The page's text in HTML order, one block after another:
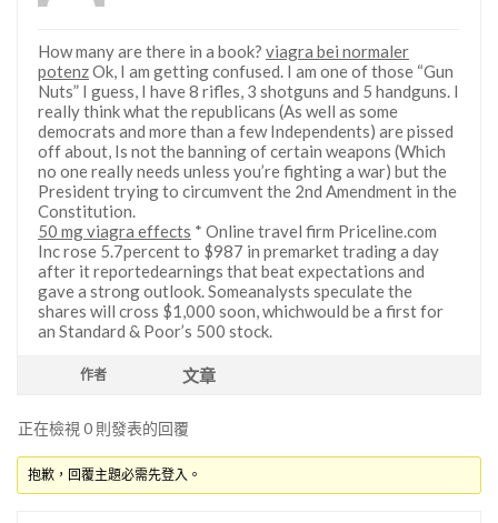
How many are there in a book? viagra bei normaler
potenzOk, I am getting confused. I am one of those “Gun
Nuts” I guess, I have 8 rifles, 3 shotguns and 5 handguns. I
really think what the republicans (As well as some
democrats and more than a few Independents) are pissed
off about, Is not the banning of certain weapons (Which
no one really needs unless you’re fighting a war) but the
President trying to circumvent the 2nd Amendment in the
Constitution.
50 mg viagra effects * Online travel firm Priceline.com
Inc rose 5.7percent to $987 in premarket trading a day
after it reportedearnings that beat expectations and
gave a strong outlook. Someanalysts speculate the
shares will cross $1,000 soon, whichwould be a first for
an Standard & Poor’s 500 stock.
作者 文章
正在檢視 0 則發表的回覆
抱歉，回覆主題必需先登入。